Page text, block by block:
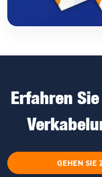
Erfahren
GEHEN SIE